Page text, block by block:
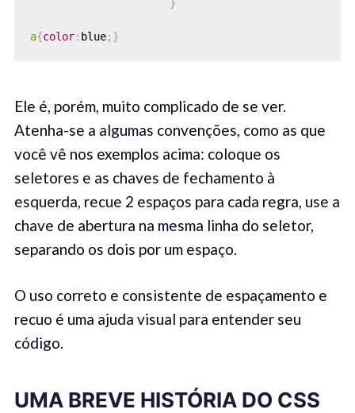
}
a{color: blue; }
Ele é, porém, muito complicado de se ver.
Atenha-se a algumas convenções, como as que
você vê nos exemplos acima: coloque os
seletores e as chaves de fechamento à
esquerda, recue 2 espaços para cada regra, use a
chave de abertura na mesma linha do seletor,
separando os dois por um espaço.
O uso correto e consistente de espaçamento e
recuo é uma ajuda visual para entender seu
código.
UMA BREVE HISTÓRIA DO CSS